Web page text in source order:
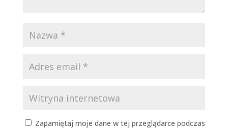
Zapamiętaj moje dane w tej przeglądarce podczas